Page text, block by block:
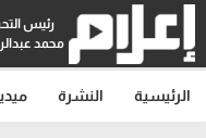
رئيس
محمد
الرئيسية النشرة